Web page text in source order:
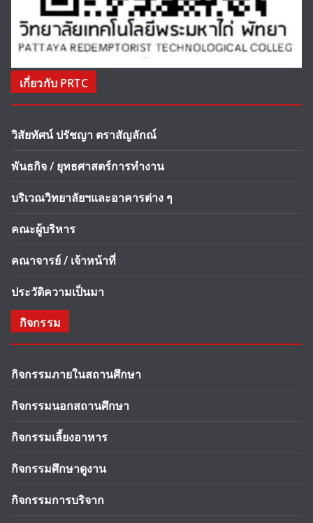
เกี่ยวกับ PRTC
วิสัยทัศน์ ปรัชญา ตราสัญลักณ์
พันธกิจ / ยุทธศาสตร์การทำงาน
บริเวณวิทยาลัยฯและอาคารต่าง ๆ
คณะผู้บริหาร
คณาจารย์ / เจ้าหน้าที่
ประวัติความเป็นมา
กิจกรรม
กิจกรรมภายในสถานศึกษา
กิจกรรมนอกสถานศึกษา
กิจกรรมเลี้ยงอาหาร
กิจกรรมศึกษาดูงาน
กิจกรรมการบริจาก